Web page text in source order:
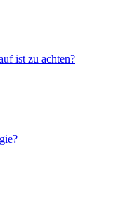
ist zu achten?